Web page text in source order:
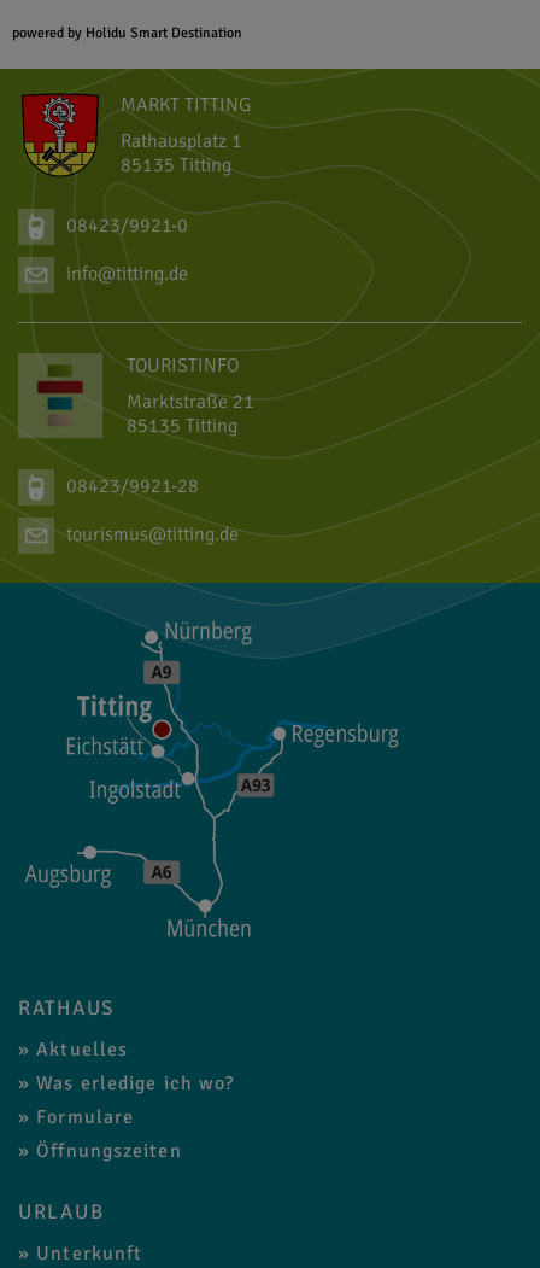
powered by Holidu Smart Destination
MARKT TITTING
Rathausplatz 1
85135 Titting
08423/9921-0
info@titting.de
TOURISTINFO
Marktstraße 21
85135 Titting
08423/9921-28
tourismus@titting.de
RATHAUS
Aktuelles
Was erledige ich wo?
Formulare
Öffnungszeiten
URLAUB
Unterkunft